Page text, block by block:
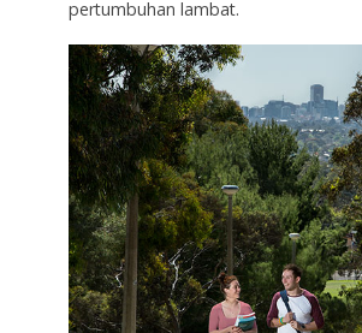
pertumbuhan lambat.